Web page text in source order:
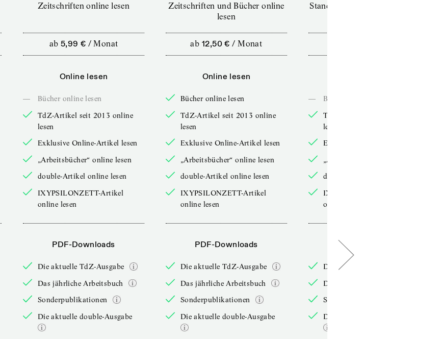
Zeitschriften online lesen
ab 5,99 € /Monat
Online lesen
—
Bücher online lesen
TdZ-Artikel seit 2013 online
lesen
Exklusive Online-Artikel lesen
„Arbeitsbücher“ online lesen
double-Artikel online lesen
IXYPSILONZETT-Artikel
online lesen
PDF-Downloads
Die aktuelle TdZ-Ausgabe
Das jährliche Arbeitsbuch
Sonderpublikationen
Die aktuelle double-Ausgabe
Zeitschriften und Bücher online
lesen
ab 12,50 € /Monat
Online lesen
Bücher online lesen
TdZ-Artikel seit 2013 online
lesen
Exklusive Online-Artikel lesen
„Arbeitsbücher“ online lesen
double-Artikel online lesen
IXYPSILONZETT-Artikel
online lesen
PDF-Downloads
Die aktuelle TdZ-Ausgabe
Das jährliche Arbeitsbuch
Sonderpublikationen
Die aktuelle double-Ausgabe
Standard (TdZ+) – Zeitschriften
—
Bücher online lesen
TdZ-Artikel seit 2013 online
lesen
Exklusive Online-Artikel lesen
„Arbeitsbücher“ online lesen
double-Artikel online lesen
IXYPSILONZETT-Artikel
online lesen
PDF-Downloads
Die aktuelle TdZ-Ausgabe
Das jährliche Arbeitsbuch
Sonderpublikationen
Die aktuelle double-Ausgabe